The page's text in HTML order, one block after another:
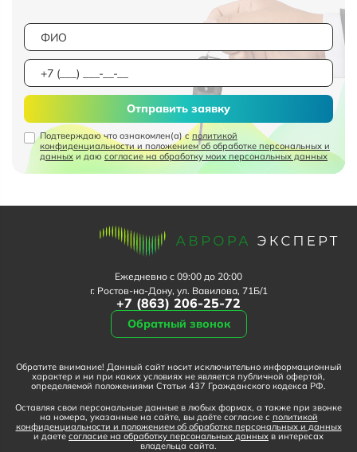
Подтверждаю что ознакомлен(а) с политикой
конфиденциальности и положением об обработке персональных и
данных и даю согласие на обработку моих персональных данных
Отправить заявку
Ежедневно с 09:00 до 20:00
г. Ростов-на-Дону, ул. Вавилова, 71Б/1
+7 (863) 206-25-72
Обратный звонок
Обратите внимание! Данный сайт носит исключительно информационный
характер и ни при каких условиях не является публичной офертой,
определяемой положениями Статьи 437 Гражданского кодекса РФ.
Оставляя свои персональные данные в любых формах, а также при звонке
на номера, указанные на сайте, вы даёте согласие с политикой
конфиденциальности и положением об обработке персональных и данных
и даете согласие на обработку персональных данных в интересах
владельца сайта.